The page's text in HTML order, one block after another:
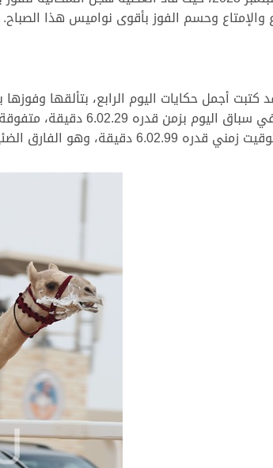
والإمتاع وحسم الفوز بأقوى نواميس هذا الصباح.
كتبت أجمل حكايات اليوم الرابع، بتألقها
التوقيت الأفضل في
إثارة وقوة وندية الشوط الأول الرئيسي في مستهل منافسات اليوم.